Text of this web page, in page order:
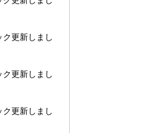
ク更新しまし
ク更新しまし
ク更新しまし